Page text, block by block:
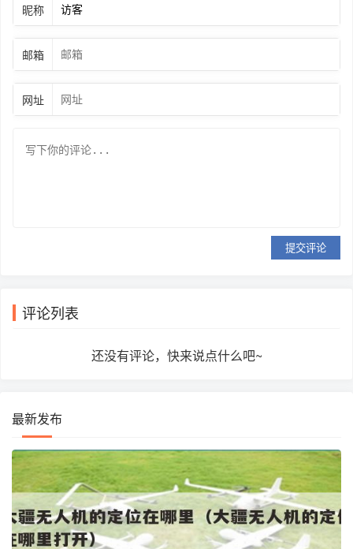
昵称
邮箱
网址
提交评论
评论列表
还没有评论，快来说点什么吧~
最新发布